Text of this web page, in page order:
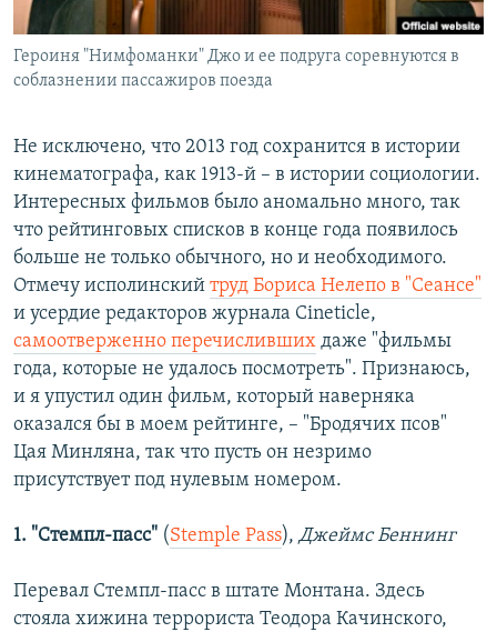
Հայերեն
English
Все сайты Радио Азатутюн
Героиня "Нимфоманки" Джо и ее подруга соревнуются в
соблазнении пассажиров поезда
Не исключено, что 2013 год сохранится в истории
кинематографа, как 1913-й – в истории социологии.
Интересных фильмов было аномально много, так
что рейтинговых списков в конце года появилось
больше не только обычного, но и необходимого.
Отмечу исполинский труд Бориса Нелепо в "Сеансе"
и усердие редакторов журнала Cineticle,
самоотверженно перечисливших даже "фильмы
года, которые не удалось посмотреть". Признаюсь,
и я упустил один фильм, который наверняка
оказался бы в моем рейтинге, – "Бродячих псов"
Цая Минляна, так что пусть он незримо
присутствует под нулевым номером.
1. "Cтемпл-пасс" (Stemple Pass), Джеймс Беннинг
Перевал Стемпл-пасс в штате Монтана. Здесь
стояла хижина террориста Теодора Качинского,